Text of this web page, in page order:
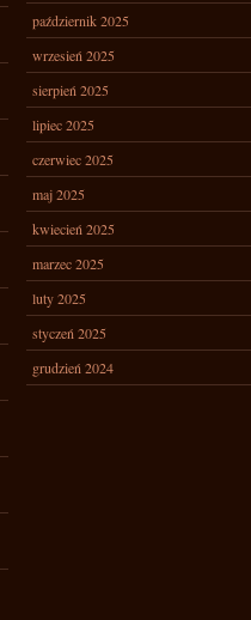
październik 2025
wrzesień 2025
sierpień 2025
lipiec 2025
czerwiec 2025
maj 2025
kwiecień 2025
marzec 2025
luty 2025
styczeń 2025
grudzień 2024